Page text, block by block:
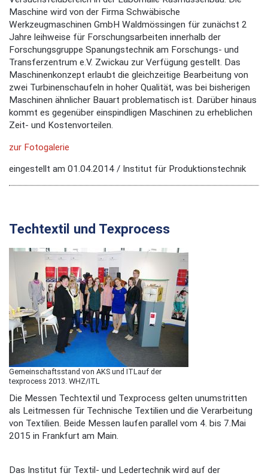
Maschine wird von der Firma Schwäbische
Werkzeugmaschinen GmbH Waldmössingen für zunächst 2
Jahre leihweise für Forschungsarbeiten innerhalb der
Forschungsgruppe Spanungstechnik am Forschungs- und
Transferzentrum e.V. Zwickau zur Verfügung gestellt. Das
Maschinenkonzept erlaubt die gleichzeitige Bearbeitung von
zwei Turbinenschaufeln in hoher Qualität, was bei bisherigen
Maschinen ähnlicher Bauart problematisch ist. Darüber hinaus
kommt es gegenüber einspindligen Maschinen zu erheblichen
Zeit- und Kostenvorteilen.
zur Fotogalerie
eingestellt am 01.04.2014 / Institut für Produktionstechnik
Techtextil und Texprocess
Gemeinschaftsstand von AKS und ITLauf der
texprocess 2013. WHZ/ITL
Die Messen Techtextil und Texprocess gelten unumstritten
als Leitmessen für Technische Textilien und die Verarbeitung
von Textilien. Beide Messen laufen parallel vom 4. bis 7.Mai
2015 in Frankfurt am Main.
Das Institut für Textil- und Ledertechnik wird auf der